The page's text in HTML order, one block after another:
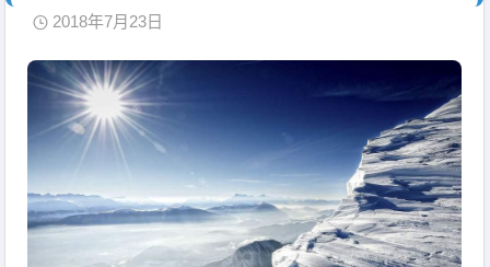
2018年7月23日